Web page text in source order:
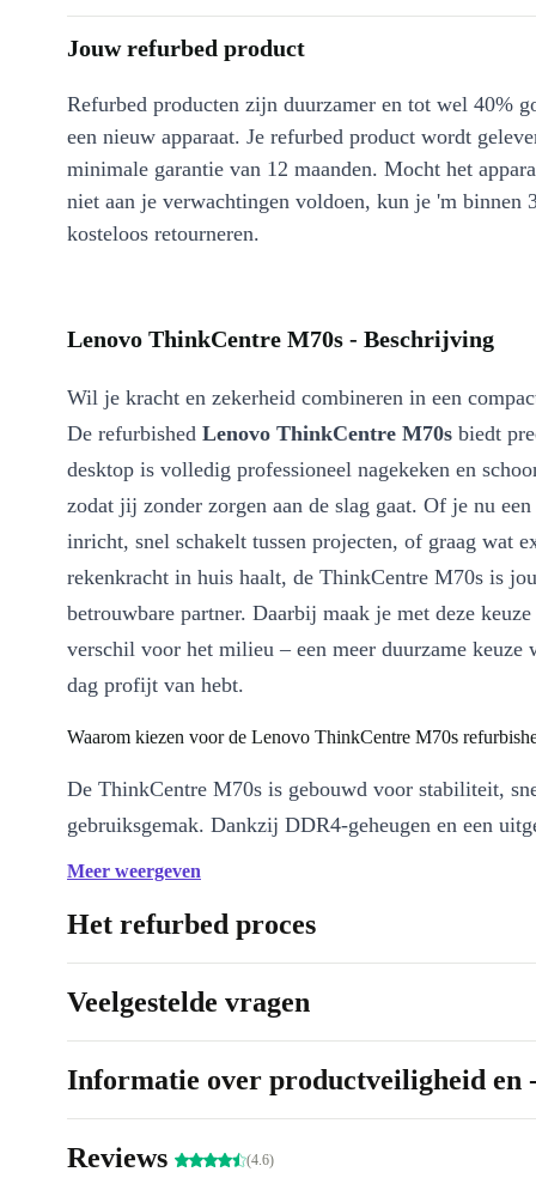
Jouw refurbed product
Refurbed producten zijn duurzamer en tot wel 40%
een nieuw apparaat. Je refurbed product wordt
minimale garantie van 12 maanden. Mocht het
niet aan je verwachtingen voldoen, kun je 'm binnen
kosteloos retourneren.
Lenovo ThinkCentre M70s - Beschrijving
Wil je kracht en zekerheid combineren in een
De refurbished Lenovo ThinkCentre M70s biedt
desktop is volledig professioneel nagekeken en
zodat jij zonder zorgen aan de slag gaat. Of je nu
inricht, snel schakelt tussen projecten, of graag wat
rekenkracht in huis haalt, de ThinkCentre M70s is
betrouwbare partner. Daarbij maak je met deze
verschil voor het milieu – een meer duurzame keuze
dag profijt van hebt.
Waarom kiezen voor de Lenovo ThinkCentre M70s
De ThinkCentre M70s is gebouwd voor stabiliteit,
gebruiksgemak. Dankzij DDR4-geheugen en een
assortiment aan aansluitingen, sluit je eenvoudig al je
tegelijk.
Razendsnelle DDR4 RAM
HDMI, DisplayPort, en meer – altijd de juiste verbinding
accessoires.
Compact ontwerp: Past makkelijk op je bureau of in een
Meer weergeven
Het refurbed proces
Veelgestelde vragen
Informatie over productveiligheid en
Reviews (4.6)